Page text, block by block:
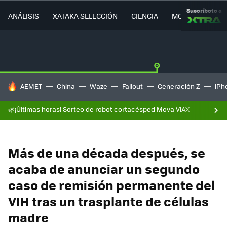
ANÁLISIS XATAKA SELECCIÓN CIENCIA MOVILIDAD
Suscríbete a
HOY SE HABLA DE
AEMET China Waze Fallout Generación Z
🌿¡Últimas horas! Sorteo de robot cortacésped Mova ViAX
Más de una década después, se
acaba de anunciar un segundo
caso de remisión permanente del
VIH tras un trasplante de células
madre